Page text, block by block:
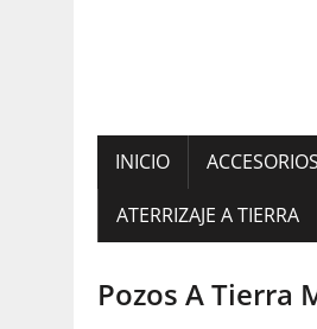
INICIO
ATERRIZAJE A TIERRA
Pozos A Tierra